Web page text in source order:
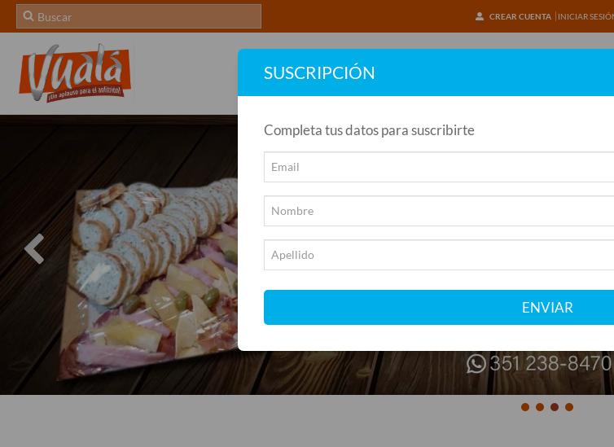
CREAR CUENTA INICIAR
SUSCRIPCIÓN
Completa tus datos para suscribirte
ENVIAR